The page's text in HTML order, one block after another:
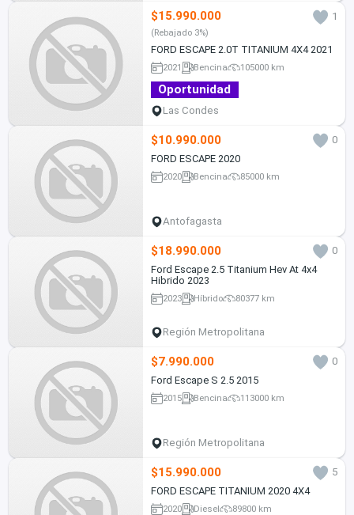
$15.990.000 1
(Rebajado 3%)
FORD ESCAPE 2.0T TITANIUM 4X4 2021
2021 Bencina 105000 km
Oportunidad
Las Condes
$10.990.000
0
FORD ESCAPE 2020
2020 Bencina 85000 km
Antofagasta
$18.990.000
0
Ford Escape 2.5 Titanium Hev At 4x4
Hibrido 2023
2023 Híbrido 80377 km
Región Metropolitana
$7.990.000
0
Ford Escape S 2.5 2015
2015 Bencina 113000 km
Región Metropolitana
$15.990.000
5
FORD ESCAPE TITANIUM 2020 4X4
2020 Diesel 89800 km